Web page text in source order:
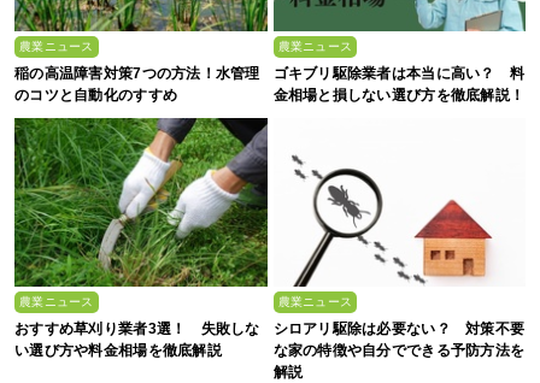
農業ニュース
稲の高温障害対策7つの方法！水管理
のコツと自動化のすすめ
農業ニュース
ゴキブリ駆除業者は本当に高い？ 料
金相場と損しない選び方を徹底解説！
農業ニュース
おすすめ草刈り業者3選！ 失敗しな
い選び方や料金相場を徹底解説
農業ニュース
シロアリ駆除は必要ない？ 対策不要
な家の特徴や自分でできる予防方法を
解説